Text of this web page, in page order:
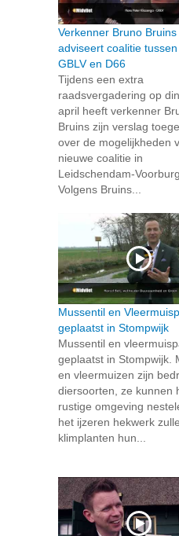
Verkenner Bruno Bruins
adviseert coalitie tussen
GBLV en D66
Tijdens een extra
raadsvergadering op
april heeft verkenner
Bruins zijn verslag
over de mogelijkheden
nieuwe coalitie in
Leidschendam-Voorburg.
Volgens Bruins...
Mussentil en
geplaatst in Stompwijk
Mussentil en
geplaatst in Stompwijk.
en vleermuizen zijn
diersoorten, ze kunnen
rustige omgeving
het ijzeren hekwerk
klimplanten hun...